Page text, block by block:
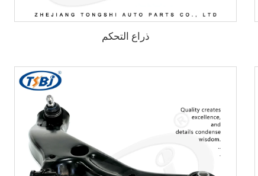
ذراع التحكم